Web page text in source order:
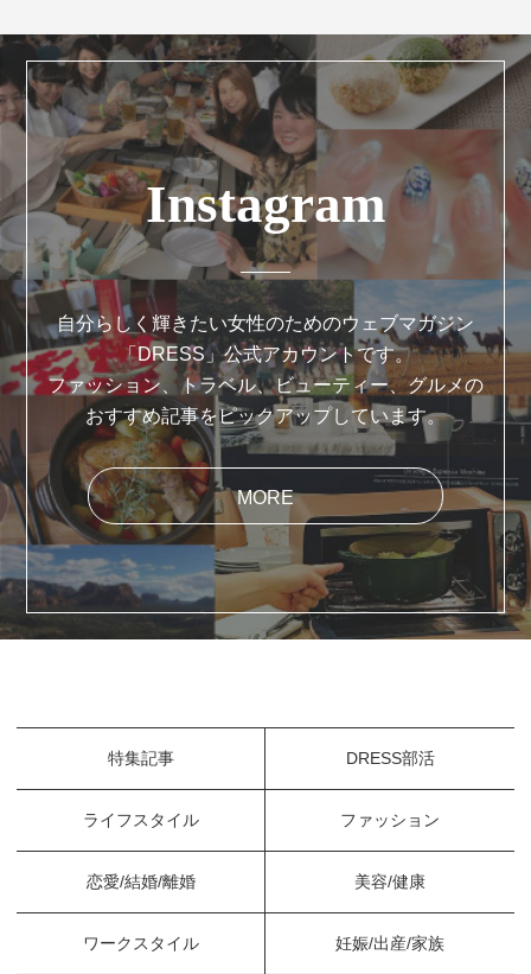
Instagram
自分らしく輝きたい女性のためのウェブマガジン
「DRESS」公式アカウントです。
ファッション、トラベル、ビューティー、グルメの
おすすめ記事をピックアップしています。
MORE
特集記事 DRESS部活
ライフスタイル ファッション
恋愛/結婚/離婚 美容/健康
ワークスタイル 妊娠/出産/家族